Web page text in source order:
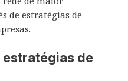
de estratégias de
de